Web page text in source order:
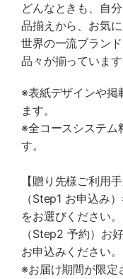
どんなときも、自
品揃えから、お気
世界の一流ブラン
品々が揃っています
※表紙デザインや掲
ます。
※全コースシステム
す。
【贈り先様ご利用手
（Step1 お申込み
をお選びください。
（Step2 予約）お
お申込みください。
※お届け期間が限定